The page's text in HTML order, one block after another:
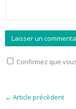
Confirmez que
← Article précèdent